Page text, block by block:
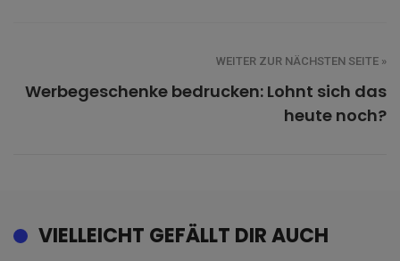
WEITER ZUR NÄCHSTEN SEITE »
Werbegeschenke bedrucken: Lohnt sich das
heute noch?
VIELLEICHT GEFÄLLT DIR AUCH